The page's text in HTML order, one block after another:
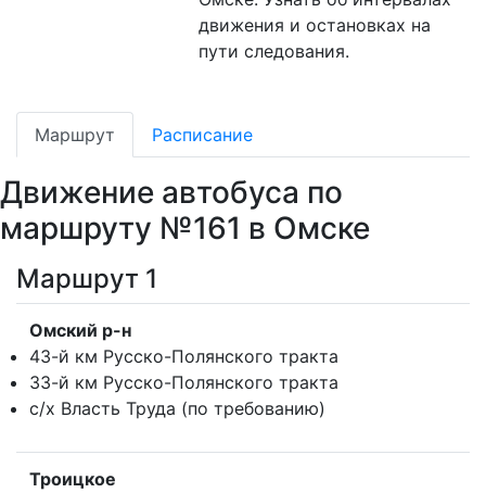
движения и остановках на
пути следования.
Маршрут Расписание
Движение автобуса по
маршруту №161 в Омске
Маршрут 1
Омский р-н
43-й км Русско-Полянского тракта
33-й км Русско-Полянского тракта
с/х Власть Труда (по требованию)
Троицкое